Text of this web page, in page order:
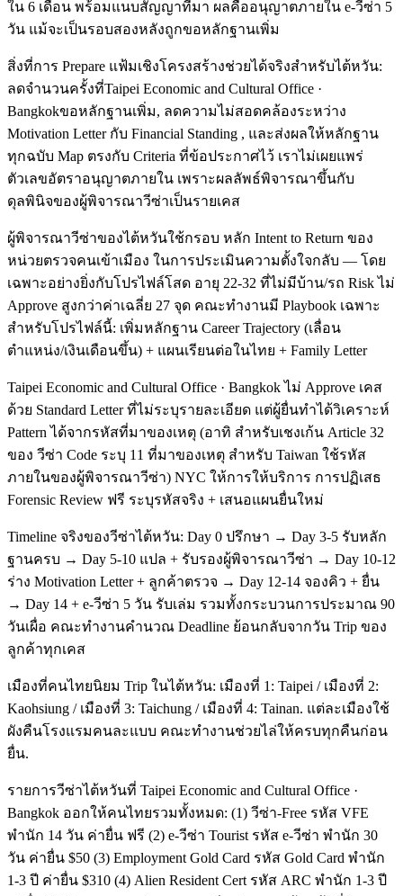
ใน 6 เดือน พร้อมแนบสัญญาที่มา ผลคืออนุญาตภายใน e-วีซ่า 5
วัน แม้จะเป็นรอบสองหลังถูกขอหลักฐานเพิ่ม
สิ่งที่การ Prepare แฟ้มเชิงโครงสร้างช่วยได้จริงสำหรับไต้หวัน:
ลดจำนวนครั้งที่Taipei Economic and Cultural Office ·
Bangkokขอหลักฐานเพิ่ม, ลดความไม่สอดคล้องระหว่าง
Motivation Letter กับ Financial Standing , และส่งผลให้หลักฐาน
ทุกฉบับ Map ตรงกับ Criteria ที่ข้อประกาศไว้ เราไม่เผยแพร่
ตัวเลขอัตราอนุญาตภายใน เพราะผลลัพธ์พิจารณาขึ้นกับ
ดุลพินิจของผู้พิจารณาวีซ่าเป็นรายเคส
ผู้พิจารณาวีซ่าของไต้หวันใช้กรอบ หลัก Intent to Return ของ
หน่วยตรวจคนเข้าเมือง ในการประเมินความตั้งใจกลับ — โดย
เฉพาะอย่างยิ่งกับโปรไฟล์โสด อายุ 22-32 ที่ไม่มีบ้าน/รถ Risk ไม่
Approve สูงกว่าค่าเฉลี่ย 27 จุด คณะทำงานมี Playbook เฉพาะ
สำหรับโปรไฟล์นี้: เพิ่มหลักฐาน Career Trajectory (เลื่อน
ตำแหน่ง/เงินเดือนขึ้น) + แผนเรียนต่อในไทย + Family Letter
Taipei Economic and Cultural Office · Bangkok ไม่ Approve เคส
ด้วย Standard Letter ที่ไม่ระบุรายละเอียด แต่ผู้ยื่นทำได้วิเคราะห์
Pattern ได้จากรหัสที่มาของเหตุ (อาทิ สำหรับเชงเก้น Article 32
ของ วีซ่า Code ระบุ 11 ที่มาของเหตุ สำหรับ Taiwan ใช้รหัส
ภายในของผู้พิจารณาวีซ่า) NYC ให้การให้บริการ การปฏิเสธ
Forensic Review ฟรี ระบุรหัสจริง + เสนอแผนยื่นใหม่
Timeline จริงของวีซ่าไต้หวัน: Day 0 ปรึกษา → Day 3-5 รับหลัก
ฐานครบ → Day 5-10 แปล + รับรองผู้พิจารณาวีซ่า → Day 10-12
ร่าง Motivation Letter + ลูกค้าตรวจ → Day 12-14 จองคิว + ยื่น
→ Day 14 + e-วีซ่า 5 วัน รับเล่ม รวมทั้งกระบวนการประมาณ 90
วันเผื่อ คณะทำงานคำนวณ Deadline ย้อนกลับจากวัน Trip ของ
ลูกค้าทุกเคส
เมืองที่คนไทยนิยม Trip ในไต้หวัน: เมืองที่ 1: Taipei / เมืองที่ 2:
Kaohsiung / เมืองที่ 3: Taichung / เมืองที่ 4: Tainan. แต่ละเมืองใช้
ผังคืนโรงแรมคนละแบบ คณะทำงานช่วยไล่ให้ครบทุกคืนก่อน
ยื่น.
รายการวีซ่าไต้หวันที่ Taipei Economic and Cultural Office ·
Bangkok ออกให้คนไทยรวมทั้งหมด: (1) วีซ่า-Free รหัส VFE
พำนัก 14 วัน ค่ายื่น ฟรี (2) e-วีซ่า Tourist รหัส e-วีซ่า พำนัก 30
วัน ค่ายื่น $50 (3) Employment Gold Card รหัส Gold Card พำนัก
1-3 ปี ค่ายื่น $310 (4) Alien Resident Cert รหัส ARC พำนัก 1-3 ปี